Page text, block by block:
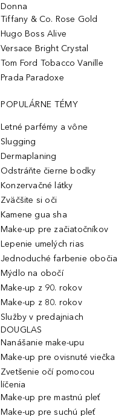
Donna
Tiffany & Co. Rose Gold
Hugo Boss Alive
Versace Bright Crystal
Tom Ford Tobacco Vanille
Prada Paradoxe
POPULÁRNE TÉMY
Letné parfémy a vône
Slugging
Dermaplaning
Odstráňte čierne bodky
Konzervačné látky
Zväčšite si oči
Kamene gua sha
Make-up pre začiatočníkov
Lepenie umelých rias
Jednoduché farbenie obočia
Mýdlo na obočí
Make-up z 90. rokov
Make-up z 80. rokov
Služby v predajniach
DOUGLAS
Nanášanie make-upu
Make-up pre ovisnuté viečka
Zvetšenie očí pomocou
líčenia
Make-up pre mastnú pleť
Make-up pre suchú pleť